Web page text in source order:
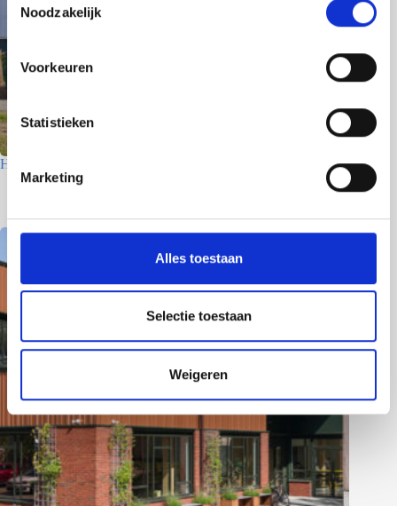
e
e
m
m
i
s
e
e
t
i
Noodzakelijk
Voorkeuren
Statistieken
Marketing
Alles toestaan
Selectie toestaan
Weigeren
Houtfabriek – Utrecht